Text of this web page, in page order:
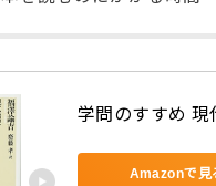
学問のすすめ 現
Amazonで見